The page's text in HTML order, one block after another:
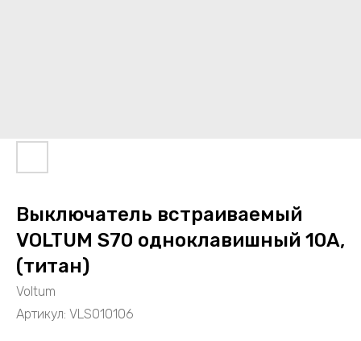
Выключатель встраиваемый
VOLTUM S70 одноклавишный 10А,
(титан)
Voltum
Артикул: VLS010106